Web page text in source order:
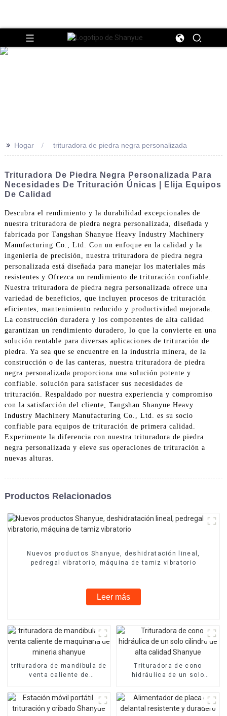
>> Hogar trituradora de piedra negra personalizada
Trituradora De Piedra Negra Personalizada Para
Necesidades De Trituración Únicas | Elija Equipos
De Calidad
Descubra el rendimiento y la durabilidad excepcionales de
nuestra trituradora de piedra negra personalizada, diseñada y
fabricada por Tangshan Shanyue Heavy Industry Machinery
Manufacturing Co., Ltd. Con un enfoque en la calidad y la
ingeniería de precisión, nuestra trituradora de piedra negra
personalizada está diseñada para manejar los materiales más
resistentes y Ofrezca un rendimiento de trituración confiable.
Nuestra trituradora de piedra negra personalizada ofrece una
variedad de beneficios, que incluyen procesos de trituración
eficientes, mantenimiento reducido y productividad mejorada.
La construcción duradera y los componentes de alta calidad
garantizan un rendimiento duradero, lo que la convierte en una
solución rentable para diversas aplicaciones de trituración de
piedra. Ya sea que se encuentre en la industria minera, de la
construcción o de las canteras, nuestra trituradora de piedra
negra personalizada proporciona una solución potente y
confiable. solución para satisfacer sus necesidades de
trituración. Respaldado por nuestra experiencia y compromiso
con la satisfacción del cliente, Tangshan Shanyue Heavy
Industry Machinery Manufacturing Co., Ltd. es su socio
confiable para equipos de trituración de primera calidad.
Experimente la diferencia con nuestra trituradora de piedra
negra personalizada y eleve sus operaciones de trituración a
nuevas alturas.
Productos Relacionados
Nuevos productos Shanyue, deshidratación lineal,
pedregal vibratorio, máquina de tamiz vibratorio
Leer más
trituradora de mandibula de
venta caliente de
shanyue
Trituradora de cono
hidráulica de un solo
Shanyue